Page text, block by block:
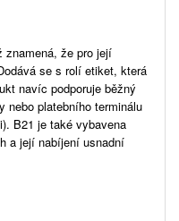
znamená, že pro její
se s rolí etiket, která
navíc podporuje běžný
nebo platebního terminálu
B21 je také vybavena
a její nabíjení usnadní